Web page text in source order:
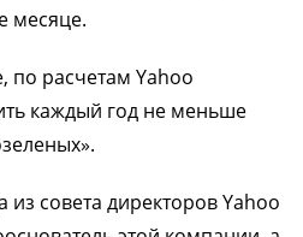
месяце.
расчетам Yahoo
каждый год не меньше
из совета директоров Yahoo